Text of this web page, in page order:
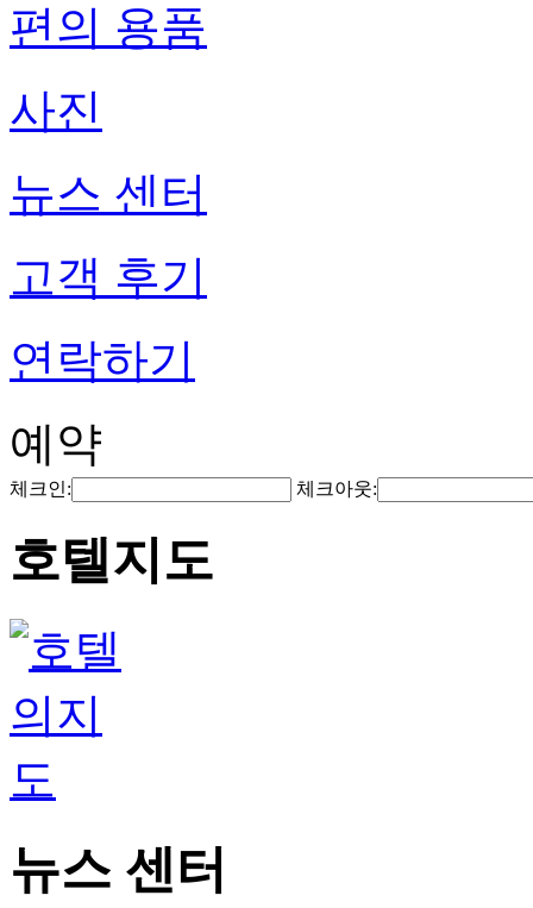
편의 용품
사진
뉴스 센터
고객 후기
연락하기
예약
체크인: 체크아웃:
호텔지도
뉴스 센터